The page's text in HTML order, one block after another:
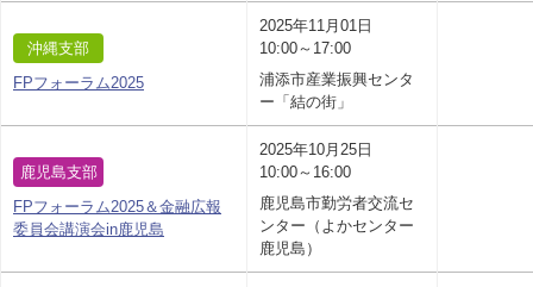
沖縄支部
FPフォーラム2025
2025年11月01日
10:00～17:00
浦添市産業振興センタ
ー「結の街」
鹿児島支部
FPフォーラム2025＆金融広報
委員会講演会in鹿児島
2025年10月25日
10:00～16:00
鹿児島市勤労者交流セ
ンター（よかセンター
鹿児島）